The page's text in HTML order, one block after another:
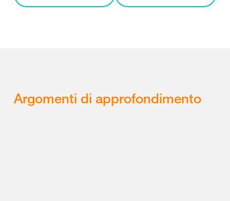
Argomenti di approfondimento